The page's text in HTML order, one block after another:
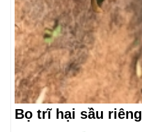
Bọ trĩ hại sầu riêng